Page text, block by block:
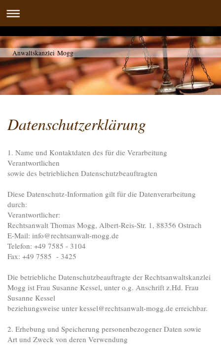
Anwaltskanzlei Mogg
Datenschutzerklärung
1. Name und Kontaktdaten des für die Verarbeitung
Verantwortlichen
sowie des betrieblichen Datenschutzbeauftragten
Diese Datenschutz-Information gilt für die Datenverarbeitung
durch:
Verantwortlicher:
Rechtsanwalt Thomas Mogg, Albert-Reis-Str. 1, 88356 Ostrach
E-Mail: info@rechtsanwalt-mogg.de
Telefon: +49 7585 - 3104
Fax: +49 7585 - 3425
Die betriebliche Datenschutzbeauftragte der Rechtsanwaltskanzlei
Mogg ist Frau Susanne Kessel, unter o.g. Anschrift z.Hd. Frau
Susanne Kessel
beziehungsweise unter kessel@rechtsanwalt-mogg.de erreichbar.
2. Erhebung und Speicherung personenbezogener Daten sowie
Art und Zweck von deren Verwendung